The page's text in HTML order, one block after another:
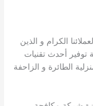
الكرام و الذين
توفير أحدث تقنيات
الطائرة و الزاحفة